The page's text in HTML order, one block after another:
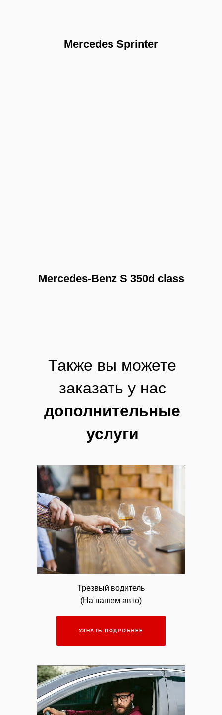
Mercedes Sprinter
Mercedes-Benz S 350d class
Также вы можете
заказать у нас
дополнительные
услуги
Трезвый водитель
(На вашем авто)
УЗНАТЬ ПОДРОБНЕЕ